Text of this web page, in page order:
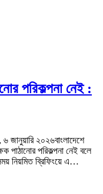
পরিকল্পনা নেই :
জানুয়ারি ২০২৬বাংলাদেশে
পাঠানোর পরিকল্পনা নেই বলে
নিয়মিত ব্রিফিংয়ে এ…